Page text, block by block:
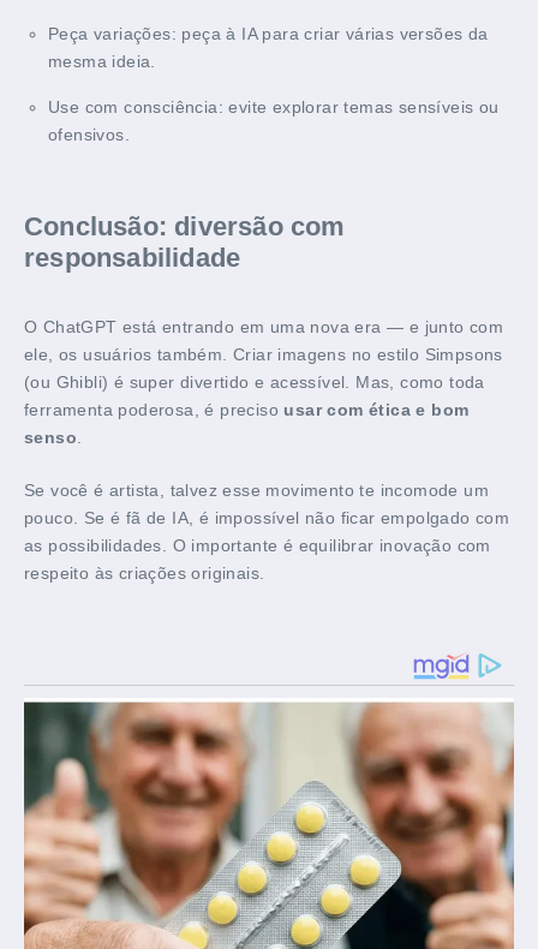
Peça variações: peça à IA para criar várias versões da
mesma ideia.
Use com consciência: evite explorar temas sensíveis ou
ofensivos.
Conclusão: diversão com
responsabilidade
O ChatGPT está entrando em uma nova era — e junto com
ele, os usuários também. Criar imagens no estilo Simpsons
(ou Ghibli) é super divertido e acessível. Mas, como toda
ferramenta poderosa, é preciso usar com ética e bom
senso
Se você é artista, talvez esse movimento te incomode um
pouco. Se é fã de IA, é impossível não ficar empolgado com
as possibilidades. O importante é equilibrar inovação com
respeito às criações originais.